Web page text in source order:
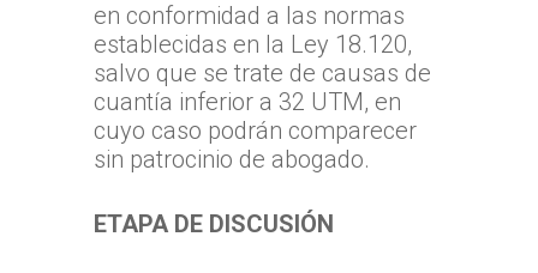
en conformidad a las normas
establecidas en la Ley 18.120,
salvo que se trate de causas de
cuantía inferior a 32 UTM, en
cuyo caso podrán comparecer
sin patrocinio de abogado.
ETAPA DE DISCUSIÓN